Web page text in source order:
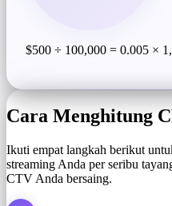
$500 ÷ 100,000 = 0.005 ×
Cara Menghitung
Ikuti empat langkah berikut
streaming Anda per seribu
CTV Anda bersaing.